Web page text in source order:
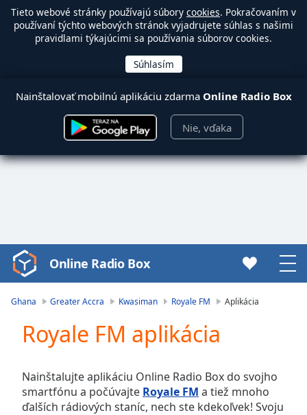
Tieto webové stránky používajú súbory cookies. Pokračovaním v
používaní týchto webových stránok vyjadrujete súhlas s našimi
pravidlami týkajúcimi sa používania súborov cookies.
Nainštalovať mobilnú aplikáciu zdarma Online Radio Box
Nie, vďaka
Video
Player
Video
Skip
Backward
Skip
Forward
Online Radio Box
Ghana Greater Accra Kwasiman Royale FM Aplikácia
Royale FM aplikácia
Nainštalujte aplikáciu Online Radio Box do svojho
smartfónu a počúvajte Royale FM a tiež mnoho
ďalších rádiových staníc, nech ste kdekoľvek! Svoju